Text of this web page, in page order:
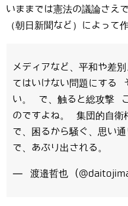
いままでは憲法の議論さえ
（朝日新聞など）によって
メディアなど、平和や差
てはいけない問題にする
い。 で、触ると総攻撃
のですよね。 集団的自衛
で、困るから騒ぐ、思い
で、あぶり出される。
— 渡邉哲也